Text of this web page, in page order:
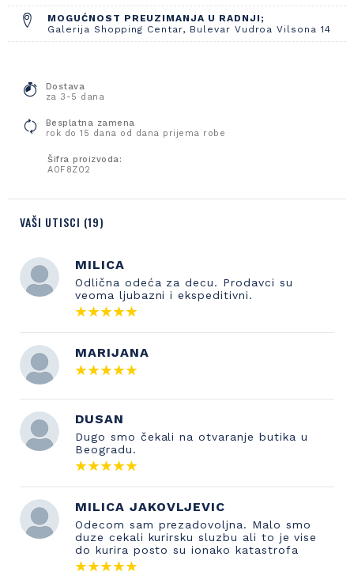
MOGUĆNOST PREUZIMANJA U RADNJI;
Galerija Shopping Centar, Bulevar Vudroa Vilsona 14
Dostava
za 3-5 dana
Besplatna zamena
rok do 15 dana od dana prijema robe
Šifra proizvoda:
A0F8Z02
VAŠI UTISCI (19)
MILICA
Odlična odeća za decu. Prodavci su
veoma ljubazni i ekspeditivni.
MARIJANA
DUSAN
Dugo smo čekali na otvaranje butika u
Beogradu.
MILICA JAKOVLJEVIC
Odecom sam prezadovoljna. Malo smo
duze cekali kurirsku sluzbu ali to je vise
do kurira posto su ionako katastrofa